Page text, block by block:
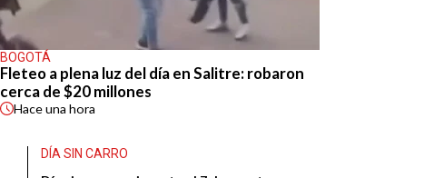
BOGOTÁ
Fleteo a plena luz del día en Salitre: robaron
cerca de $20 millones
Haceuna hora
DÍA SIN CARRO